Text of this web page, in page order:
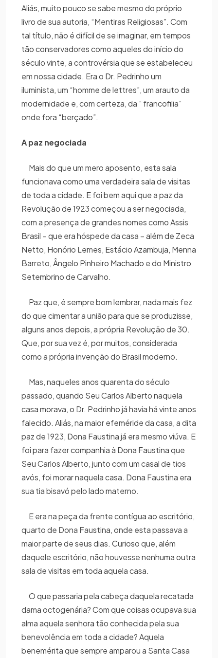
Aliás, muito pouco se sabe mesmo do próprio
livro de sua autoria, “Mentiras Religiosas”. Com
tal título, não é difícil de se imaginar, em tempos
tão conservadores como aqueles do início do
século vinte, a controvérsia que se estabeleceu
em nossa cidade. Era o Dr. Pedrinho um
iluminista, um “homme de lettres”, um arauto da
modernidade e, com certeza, da ” francofilia”
onde fora “berçado”.
A paz negociada
Mais do que um mero aposento, esta sala
funcionava como uma verdadeira sala de visitas
de toda a cidade. E foi bem aqui que a paz da
Revolução de 1923 começou a ser negociada,
com a presença de grandes nomes como Assis
Brasil – que era hóspede da casa – além de Zeca
Netto, Honório Lemes, Estácio Azambuja, Menna
Barreto, Ângelo Pinheiro Machado e do Ministro
Setembrino de Carvalho.
Paz que, é sempre bom lembrar, nada mais fez
do que cimentar a união para que se produzisse,
alguns anos depois, a própria Revolução de 30.
Que, por sua vez é, por muitos, considerada
como a própria invenção do Brasil moderno.
Mas, naqueles anos quarenta do século
passado, quando Seu Carlos Alberto naquela
casa morava, o Dr. Pedrinho já havia há vinte anos
falecido. Aliás, na maior efeméride da casa, a dita
paz de 1923, Dona Faustina já era mesmo viúva. E
foi para fazer companhia à Dona Faustina que
Seu Carlos Alberto, junto com um casal de tios
avós, foi morar naquela casa. Dona Faustina era
sua tia bisavó pelo lado materno.
E era na peça da frente contígua ao escritório,
quarto de Dona Faustina, onde esta passava a
maior parte de seus dias. Curioso que, além
daquele escritório, não houvesse nenhuma outra
sala de visitas em toda aquela casa.
O que passaria pela cabeça daquela recatada
dama octogenária? Com que coisas ocupava sua
alma aquela senhora tão conhecida pela sua
benevolência em toda a cidade? Aquela
benemérita que sempre amparou a Santa Casa